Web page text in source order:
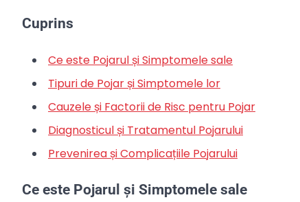
Cuprins
Ce este Pojarul și Simptomele sale
Tipuri de Pojar și Simptomele lor
Cauzele și Factorii de Risc pentru Pojar
Diagnosticul și Tratamentul Pojarului
Prevenirea și Complicațiile Pojarului
Ce este Pojarul și Simptomele sale